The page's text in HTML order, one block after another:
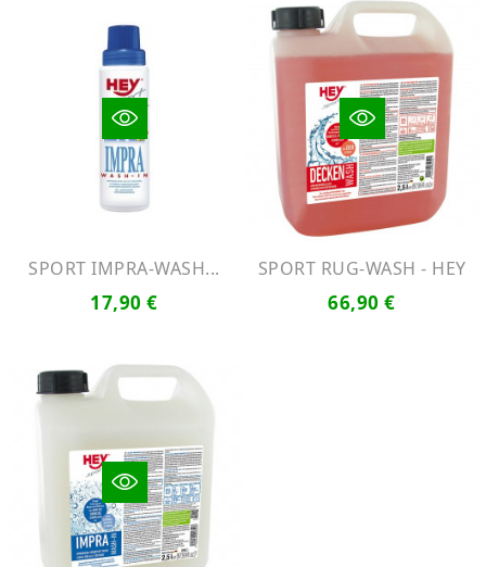
SPORT IMPRA-WASH...
17,90 €
SPORT RUG-WASH - HEY
66,90 €